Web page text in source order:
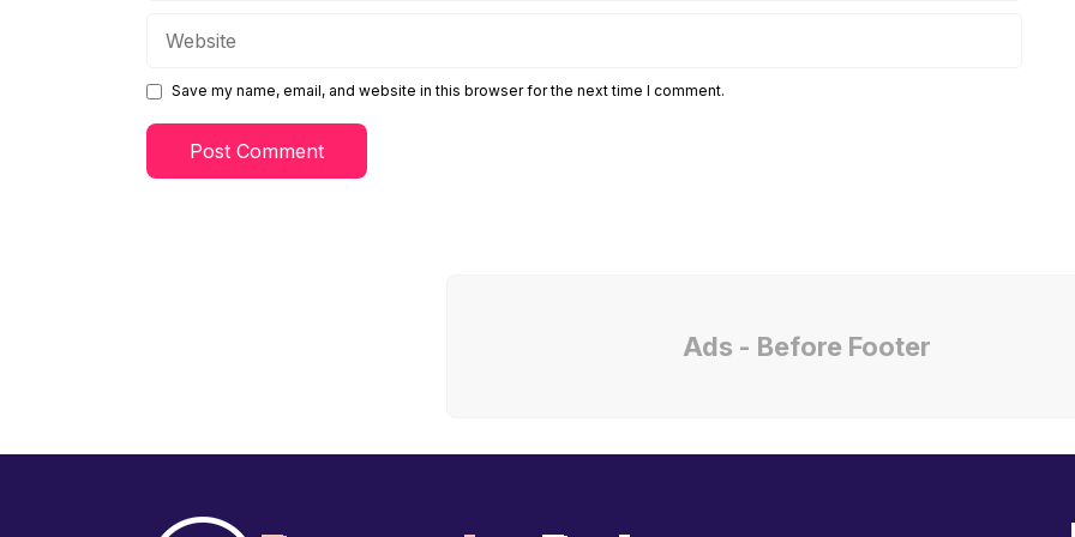
Save my name, email, and website in this browser for the next time I comment.
Ads - Before Footer